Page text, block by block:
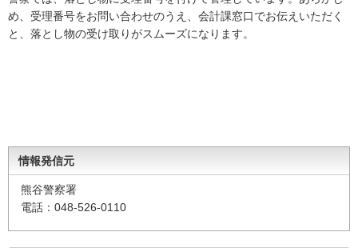
め、受理番号をお問い合わせのうえ、会計課窓口でお伝えいただく
と、落とし物の受け取りがスムーズになります。
情報発信元
熊谷警察署
電話：048-526-0110